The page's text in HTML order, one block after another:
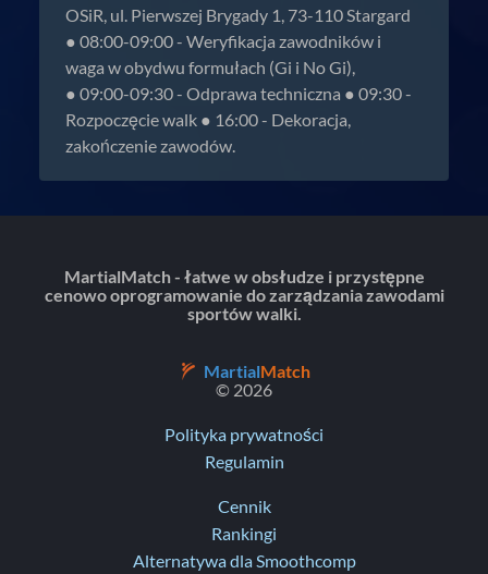
OSiR, ul. Pierwszej Brygady 1, 73-110 Stargard
● 08:00-09:00 - Weryfikacja zawodników i
waga w obydwu formułach (Gi i No Gi),
● 09:00-09:30 - Odprawa techniczna ● 09:30 -
Rozpoczęcie walk ● 16:00 - Dekoracja,
zakończenie zawodów.
MartialMatch - łatwe w obsłudze i przystępne
cenowo oprogramowanie do zarządzania zawodami
sportów walki.
MartialMatch
© 2026
Polityka prywatności
Regulamin
Cennik
Rankingi
Alternatywa dla Smoothcomp